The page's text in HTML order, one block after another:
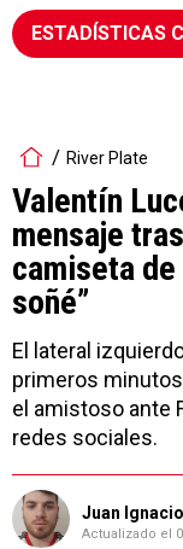
ESTADÍSTICAS
River Plate
Valentín
mensaje
camiseta de
soñé”
El lateral
primeros
el amistoso ante
redes sociales.
Juan
Actualizado el